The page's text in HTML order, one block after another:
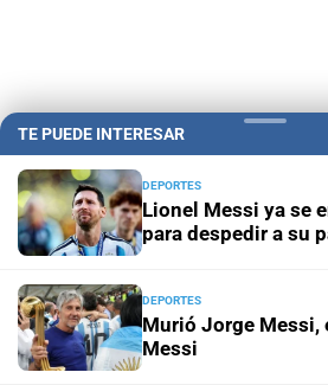
+ Sucesos
TE PUEDE INTERESAR
DEPORTES
Lionel Messi ya se
para despedir a su
DEPORTES
Murió Jorge Messi,
Messi